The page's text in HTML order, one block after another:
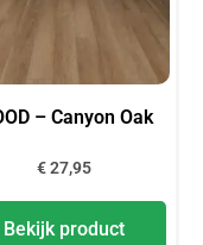
– Canyon Oak
€27,95
Bekijk product